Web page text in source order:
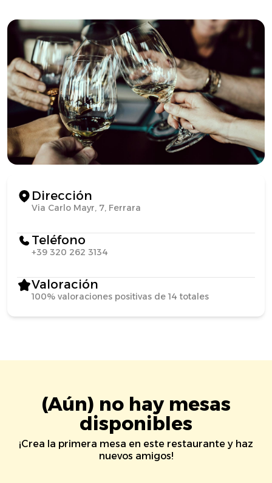
Dirección
Via Carlo Mayr, 7, Ferrara
Teléfono
+39 320 262 3134
Valoración
100% valoraciones positivas de 14 totales
(Aún) no hay mesas
disponibles
¡Crea la primera mesa en este restaurante y haz
nuevos amigos!